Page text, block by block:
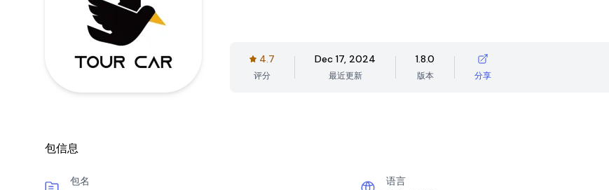
4.7
评分
Dec 17, 2024
最近更新
1.8.0
版本 分享
包信息
包名 语言